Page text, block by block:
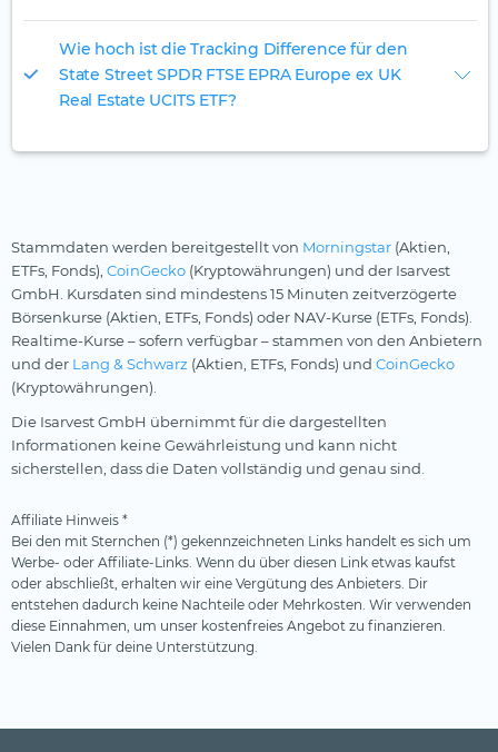
Wie hoch ist die Tracking Difference für den
State Street SPDR FTSE EPRA Europe ex UK
Real Estate UCITS ETF?
Stammdaten werden bereitgestellt von Morningstar (Aktien,
ETFs, Fonds), CoinGecko (Kryptowährungen) und der Isarvest
GmbH. Kursdaten sind mindestens 15 Minuten zeitverzögerte
Börsenkurse (Aktien, ETFs, Fonds) oder NAV-Kurse (ETFs, Fonds).
Realtime-Kurse – sofern verfügbar – stammen von den Anbietern
und der Lang & Schwarz (Aktien, ETFs, Fonds) und CoinGecko
(Kryptowährungen).
Die Isarvest GmbH übernimmt für die dargestellten
Informationen keine Gewährleistung und kann nicht
sicherstellen, dass die Daten vollständig und genau sind.
Affiliate Hinweis *
Bei den mit Sternchen (*) gekennzeichneten Links handelt es sich um
Werbe- oder Affiliate-Links. Wenn du über diesen Link etwas kaufst
oder abschließt, erhalten wir eine Vergütung des Anbieters. Dir
entstehen dadurch keine Nachteile oder Mehrkosten. Wir verwenden
diese Einnahmen, um unser kostenfreies Angebot zu finanzieren.
Vielen Dank für deine Unterstützung.